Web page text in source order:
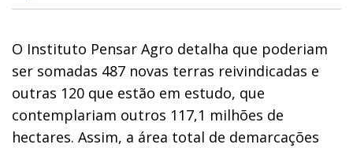
O Instituto Pensar Agro detalha que poderiam
ser somadas 487 novas terras reivindicadas e
outras 120 que estão em estudo, que
contemplariam outros 117,1 milhões de
hectares. Assim, a área total de demarcações